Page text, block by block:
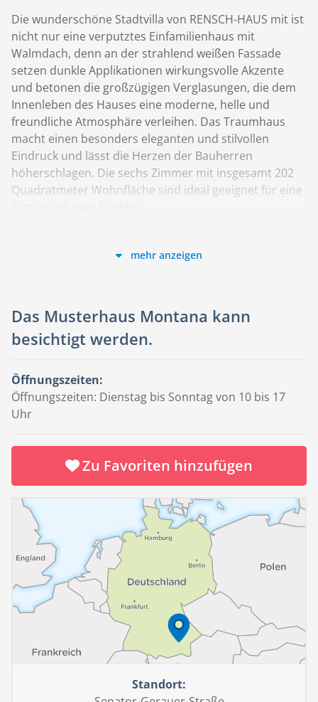
Die wunderschöne Stadtvilla von RENSCH-HAUS mit ist
nicht nur eine verputztes Einfamilienhaus mit
Walmdach, denn an der strahlend weißen Fassade
setzen dunkle Applikationen wirkungsvolle Akzente
und betonen die großzügigen Verglasungen, die dem
Innenleben des Hauses eine moderne, helle und
freundliche Atmosphäre verleihen. Das Traumhaus
macht einen besonders eleganten und stilvollen
Eindruck und lässt die Herzen der Bauherren
höherschlagen. Die sechs Zimmer mit insgesamt 202
Quadratmeter Wohnfläche sind ideal geeignet für eine
Die Smart Home Technologie RENSCH-HAUS i-tec
wurde ins Musterhaus Montana integriert, mit der die
gesamte Haussteuerung auch aus der Ferne per
umweltfreundliche Sole/Wasser-Wärmepumpe
(Erdwärme), eine kontrollierte Wohnraumlüftung mit
Wärmerückgewinnung und eine Fußbodenheizung
Raumklima. Mit dem diffusionsoffenen Dämmkonzept
thermo-around natur, welches nicht nur vor Hitze,
Kälte und Lärm schützt, ist ein nachhaltiges
energieeffizientes Wohnerlebnis garantiert.
RENSCH-HAUS - Wohnen neu erleben!
mehr anzeigen
Das Musterhaus Montana kann
besichtigt werden.
Öffnungszeiten:
Öffnungszeiten: Dienstag bis Sonntag von 10 bis 17
Uhr
Zu Favoriten hinzufügen
Standort: